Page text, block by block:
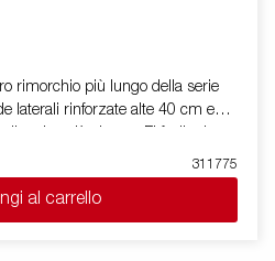
rimorchio più lungo della serie
laterali rinforzate alte 40 cm e
carico più elevato. E' facile da
anteriore e posteriore apribili per
le versioni sono dotate di anelli di
la merce trasportata. Come
programma di accessori per
311775
al carrello